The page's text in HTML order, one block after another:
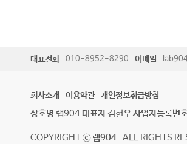
대표전화 010-8952-8290 이메일
회사소개 이용약관 개인정보취급방침
상호명 랩904 대표자김현우사업자등록번
COPYRIGHT ⓒ랩904 . ALL RIGHTS